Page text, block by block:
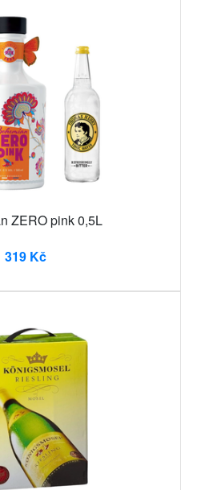
ZERO pink 0,5L
319 Kč